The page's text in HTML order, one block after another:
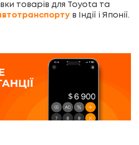
товарів для Toyota та
в Індії і Японії.